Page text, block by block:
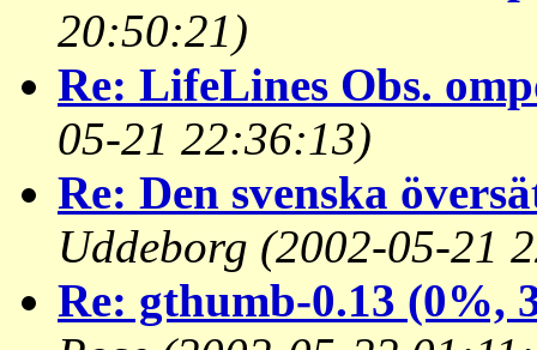
20:50:21)
Re: LifeLines Obs.
05-21 22:36:13)
Re: Den svenska
Uddeborg (2002-05-21
Re: gthumb-0.13 (0%,